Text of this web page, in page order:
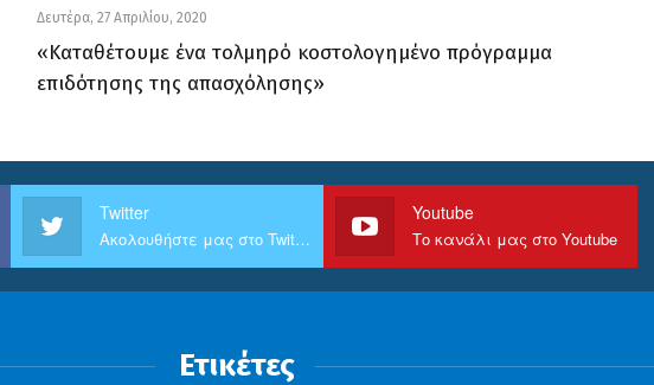
Δευτέρα, 27 Απριλίου, 2020
«Καταθέτουμε ένα τολμηρό κοστολογημένο πρόγραμμα
επιδότησης της απασχόλησης»
Twitter
Ακολουθήστε μας στο Twitter
Youtube
Το κανάλι μας στο Youtube
Ετικέτες